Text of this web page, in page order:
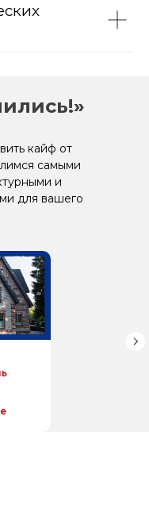
кайф от
самыми
и
для вашего